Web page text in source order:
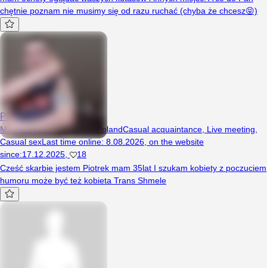
chętnie poznam nie musimy się od razu ruchać (chyba że chcesz😝)
Ptrk90
Man, 35 years, Krzepice, PolandCasual acquaintance Live meeting
Casual sexLast time online: 8.08.2026 on the website
since:17.12.2025
18
Cześć skarbie jestem Piotrek mam 35lat I szukam kobiety z poczuciem
humoru może być też kobieta Trans Shmele